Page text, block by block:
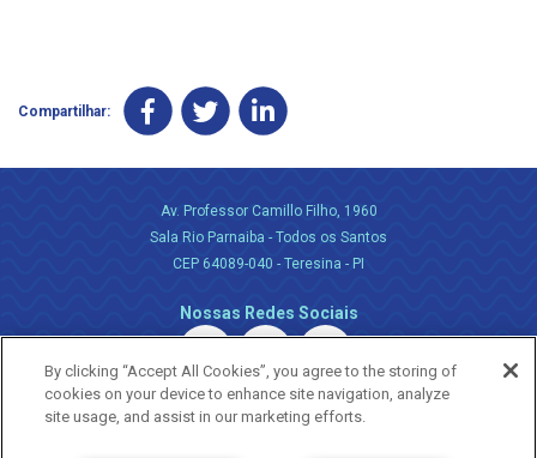
Compartilhar:
Av. Professor Camillo Filho, 1960
Sala Rio Parnaiba - Todos os Santos
CEP 64089-040 - Teresina - PI
Nossas Redes Sociais
By clicking “Accept All Cookies”, you agree to the storing of
cookies on your device to enhance site navigation, analyze
site usage, and assist in our marketing efforts.